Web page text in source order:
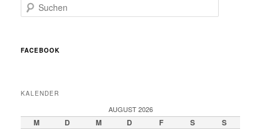
Suchen
FACEBOOK
KALENDER
AUGUST 2026
M D M D F S S